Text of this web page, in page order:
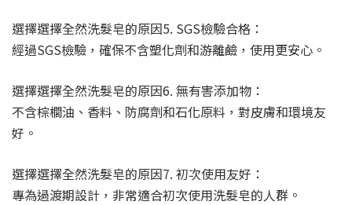
選擇選擇全然洗髮皂的原因5. SGS檢驗合格：
經過SGS檢驗，確保不含塑化劑和游離鹼，使用更安心。
選擇選擇全然洗髮皂的原因6. 無有害添加物：
不含棕櫚油、香料、防腐劑和石化原料，對皮膚和環境友
好。
選擇選擇全然洗髮皂的原因7. 初次使用友好：
專為過渡期設計，非常適合初次使用洗髮皂的人群。